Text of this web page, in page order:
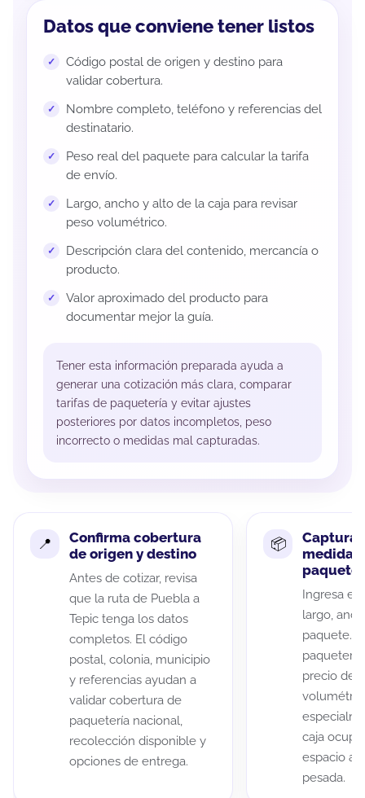
Datos que conviene tener listos
Código postal de origen y destino para
validar cobertura.
Nombre completo, teléfono y referencias del
destinatario.
Peso real del paquete para calcular la tarifa
de envío.
Largo, ancho y alto de la caja para revisar
peso volumétrico.
Descripción clara del contenido, mercancía o
producto.
Valor aproximado del producto para
documentar mejor la guía.
Tener esta información preparada ayuda a
generar una cotización más clara, comparar
tarifas de paquetería y evitar ajustes
posteriores por datos incompletos, peso
incorrecto o medidas mal capturadas.
Confirma cobertura
de origen y destino
Antes de cotizar, revisa
que la ruta de Puebla a
Tepic tenga los datos
completos. El código
postal, colonia, municipio
y referencias ayudan a
validar cobertura de
paquetería nacional,
recolección disponible y
opciones de entrega.
Captura
medidas
paquete
Ingresa el
largo,
paquete.
precio de
caja
espacio
pesada.